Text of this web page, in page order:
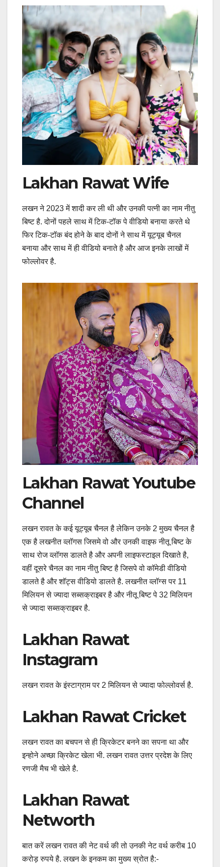
Lakhan Rawat Wife
लखन ने 2023 में शादी कर ली थी और उनकी पत्नी का नाम नीतु
बिष्ट है. दोनों पहले साथ में टिक-टॉक पे वीडियो बनाया करते थे
फिर टिक-टॉक बंद होने के बाद दोनों ने साथ में यूट्यूब चैनल
बनाया और साथ में ही वीडियो बनाते है और आज इनके लाखों में
फोल्लोवर है.
Lakhan Rawat Youtube
Channel
लखन रावत के कई यूट्यूब चैनल है लेकिन उनके 2 मुख्य चैनल है
एक है लखनीत व्लॉगस जिसमे वो और उनकी वाइफ नीतू बिष्ट के
साथ रोज व्लॉगस डालते है और अपनी लाइफस्टाइल दिखाते है,
वहीं दूसरे चैनल का नाम नीतु बिष्ट है जिसपे वो कॉमेडी वीडियो
डालते है और शॉट्स वीडियो डालते है. लखनीत व्लॉग्स पर 11
मिलियन से ज्यादा सब्सक्राइबर है और नीतू बिष्ट पे 32 मिलियन
से ज्यादा सब्सक्राइबर है.
Lakhan Rawat
Instagram
लखन रावत के इंस्टाग्राम पर 2 मिलियन से ज्यादा फोल्लोवर्स है.
Lakhan Rawat Cricket
लखन रावत का बचपन से ही क्रिकेटर बनने का सपना था और
इन्होने अच्छा क्रिकेट खेला भी. लखन रावत उत्तर प्रदेश के लिए
रणजी मैच भी खेले है.
Lakhan Rawat
Networth
बात करें लखन रावत की नेट वर्थ की तो उनकी नेट वर्थ करीब 10
करोड़ रुपये है. लखन के इनकम का मुख्य स्रोत है:-